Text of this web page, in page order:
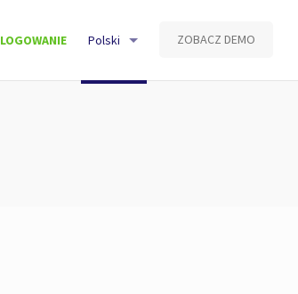
LOGOWANIE Polski ZOBACZ DEMO